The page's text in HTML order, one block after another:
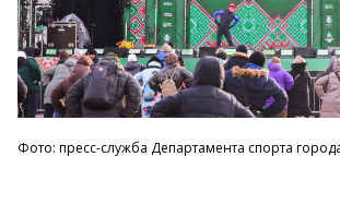
Фото: пресс-служба Департамента спорта